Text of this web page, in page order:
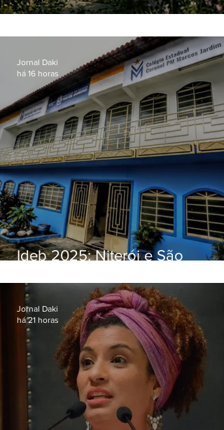
Ideb 2025: Niterói e São
distintos no ensino médio; veja
Jornal Daki
há 16 horas
Jornal Daki
há 21 horas